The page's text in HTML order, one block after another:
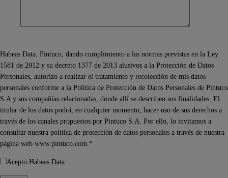
Habeas Data: Pintuco, dando cumplimiento a las normas previstas en la Ley
1581 de 2012 y su decreto 1377 de 2013 alusivos a la Protección de Datos
Personales, autorizo a realizar el tratamiento y recolección de mis datos
personales conforme a la Política de Protección de Datos Personales de Pintuco
S.A y sus compañías relacionadas, donde allí se describen sus finalidades. El
titular de los datos podrá, en cualquier momento, hacer uso de sus derechos a
través de los canales propuestos por Pintuco S.A. Por ello, lo invitamos a
consultar nuestra política de protección de datos personales a través de nuestra
página web www.pintuco.com.*
Acepto Habeas Data